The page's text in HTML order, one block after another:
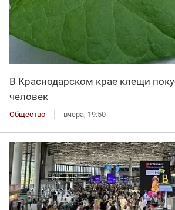
В Краснодарском крае клещи
человек
Общество вчера, 19:50